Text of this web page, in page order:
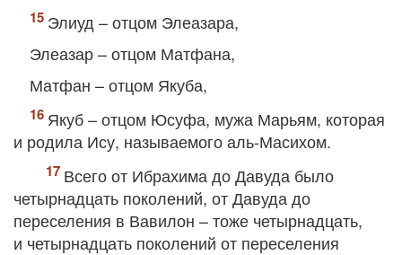
Элиуд – отцом Элеазара,
Элеазар – отцом Матфана,
Матфан – отцом Якуба,
Якуб – отцом Юсуфа, мужа Марьям, которая
и родила Ису, называемого аль-Масихом.
Всего от Ибрахима до Давуда было
четырнадцать поколений, от Давуда до
переселения в Вавилон – тоже четырнадцать,
и четырнадцать поколений от переселения